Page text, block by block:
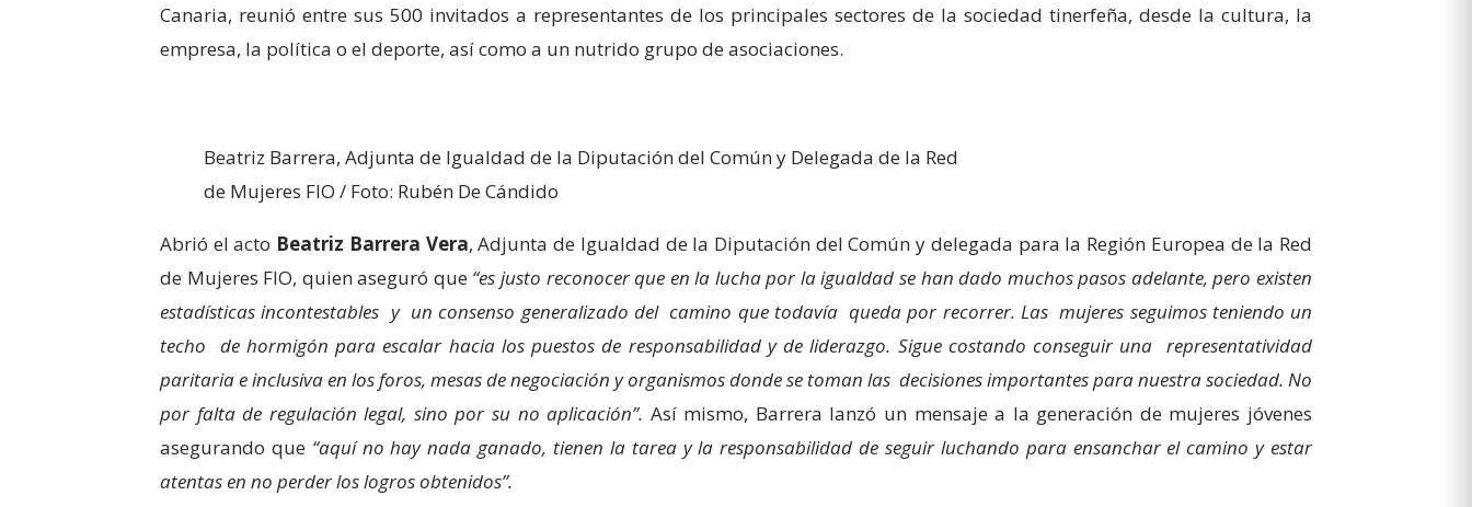
Canaria, reunió entre sus 500 invitados a representantes de los principales sectores de la sociedad tinerfeña, desde la cultura, la
empresa, la política o el deporte, así como a un nutrido grupo de asociaciones.
Beatriz Barrera, Adjunta de Igualdad de la Diputación del Común y Delegada de la Red
de Mujeres FIO / Foto: Rubén De Cándido
Abrió el acto Beatriz Barrera Vera, Adjunta de Igualdad de la Diputación del Común y delegada para la Región Europea de la Red
de Mujeres FIO, quien aseguró que “es justo reconocer que en la lucha por la igualdad se han dado muchos pasos adelante, pero existen
estadísticas incontestables y un consenso generalizado del camino que todavía queda por recorrer. Las mujeres seguimos teniendo un
techo de hormigón para escalar hacia los puestos de responsabilidad y de liderazgo. Sigue costando conseguir una representatividad
paritaria e inclusiva en los foros, mesas de negociación y organismos donde se toman las decisiones importantes para nuestra sociedad. No
por falta de regulación legal, sino por su no aplicación”. Así mismo, Barrera lanzó un mensaje a la generación de mujeres jóvenes
asegurando que “aquí no hay nada ganado, tienen la tarea y la responsabilidad de seguir luchando para ensanchar el camino y estar
atentas en no perder los logros obtenidos”.